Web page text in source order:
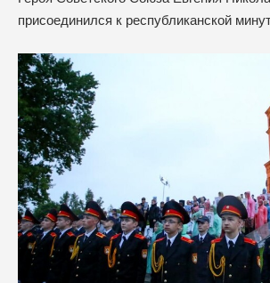
присоединился к республиканской